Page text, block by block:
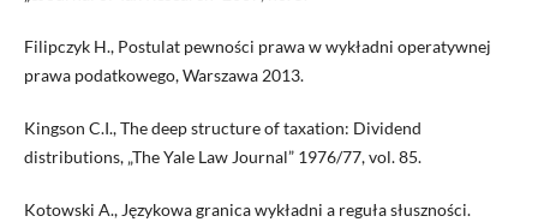
Filipczyk H., Postulat pewności prawa w wykładni operatywnej
prawa podatkowego, Warszawa 2013.
Kingson C.I., The deep structure of taxation: Dividend
distributions, „The Yale Law Journal” 1976/77, vol. 85.
Kotowski A., Językowa granica wykładni a reguła słuszności.